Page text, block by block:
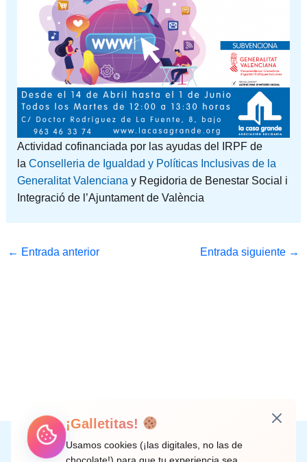
Actividad cofinanciada por las ayudas del IRPF de
la Conselleria de Igualdad y Políticas Inclusivas de la
Generalitat Valenciana y Regidoria de Benestar Social i
Integració de l’Ajuntament de València
← Entrada anterior Entrada siguiente →
Instagram
Facebook
X LinkedIn
Correo electrónico
¡Galletitas!
Usamos cookies (¡las digitales, no las de